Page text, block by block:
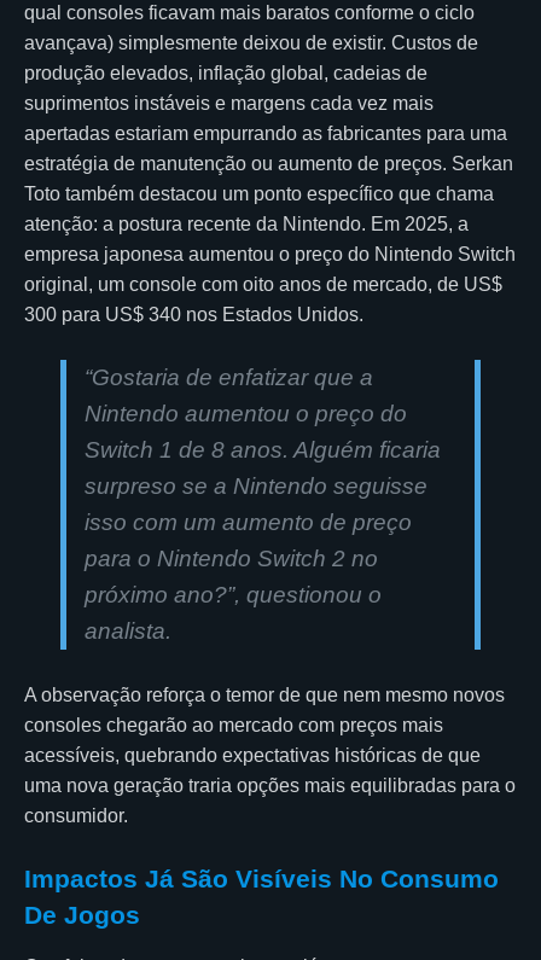
qual consoles ficavam mais baratos conforme o ciclo
avançava) simplesmente deixou de existir. Custos de
produção elevados, inflação global, cadeias de
suprimentos instáveis e margens cada vez mais
apertadas estariam empurrando as fabricantes para uma
estratégia de manutenção ou aumento de preços. Serkan
Toto também destacou um ponto específico que chama
atenção: a postura recente da Nintendo. Em 2025, a
empresa japonesa aumentou o preço do Nintendo Switch
original, um console com oito anos de mercado, de US$
300 para US$ 340 nos Estados Unidos.
“Gostaria de enfatizar que a
Nintendo aumentou o preço do
Switch 1 de 8 anos. Alguém ficaria
surpreso se a Nintendo seguisse
isso com um aumento de preço
para o Nintendo Switch 2 no
próximo ano?”, questionou o
analista.
A observação reforça o temor de que nem mesmo novos
consoles chegarão ao mercado com preços mais
acessíveis, quebrando expectativas históricas de que
uma nova geração traria opções mais equilibradas para o
consumidor.
Impactos Já São Visíveis No Consumo
De Jogos